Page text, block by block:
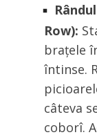
Row):
brațele
întinse.
câteva
coborî.